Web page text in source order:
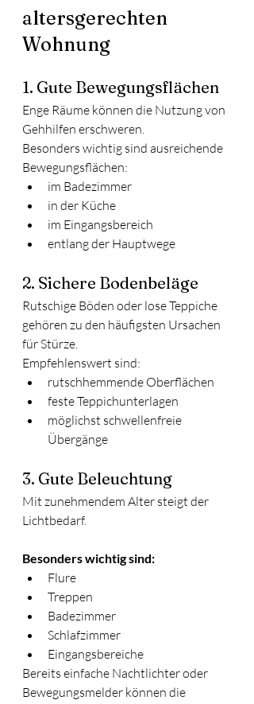
altersgerechten
Wohnung
1. Gute Bewegungsflächen
Enge Räume können die Nutzung von
Gehhilfen erschweren.
Besonders wichtig sind ausreichende
Bewegungsflächen:
im Badezimmer
in der Küche
im Eingangsbereich
entlang der Hauptwege
2. Sichere Bodenbeläge
Rutschige Böden oder lose Teppiche
gehören zu den häufigsten Ursachen
für Stürze.
Empfehlenswert sind:
rutschhemmende Oberflächen
feste Teppichunterlagen
möglichst schwellenfreie
Übergänge
3. Gute Beleuchtung
Mit zunehmendem Alter steigt der
Lichtbedarf.
Besonders wichtig sind:
Flure
Treppen
Badezimmer
Schlafzimmer
Eingangsbereiche
Bereits einfache Nachtlichter oder
Bewegungsmelder können die